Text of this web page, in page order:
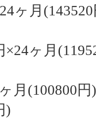
ヶ月
ヶ月
月(100800
)